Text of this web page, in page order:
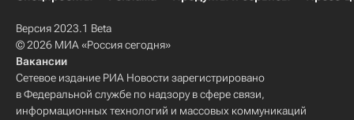
Версия 2023.1 Beta
© 2026 МИА «Россия сегодня»
Вакансии
Сетевое издание РИА Новости зарегистрировано
в Федеральной службе по надзору в сфере связи,
информационных технологий и массовых коммуникаций